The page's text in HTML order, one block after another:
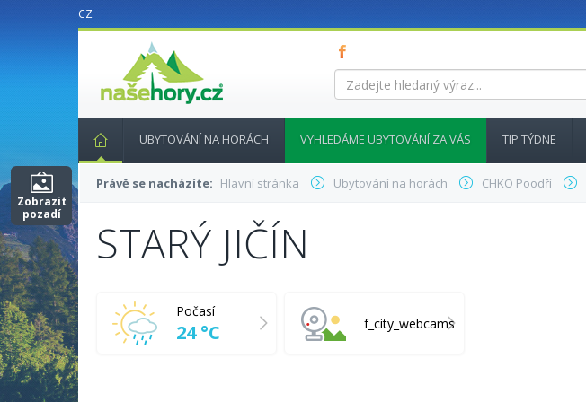
CZ
nasehory.cz
Zadejte
hledaný
UBYTOVÁNÍ NA HORÁCH VYHLEDÁME UBYTOVÁNÍ ZA VÁS TIP TÝDNE
Právě se nacházíte: Hlavní stránka Ubytování na horách CHKO Poodří
STARÝ JIČÍN
Počasí
24 °C f_city_webcams
Zobrazit
pozadí